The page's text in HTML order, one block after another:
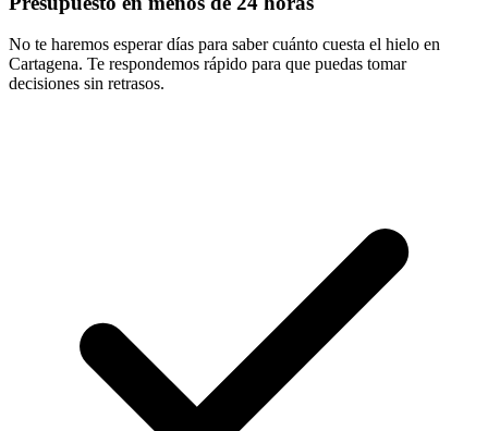
No te haremos esperar días para saber cuánto cuesta el hielo en
Cartagena. Te respondemos rápido para que puedas tomar
decisiones sin retrasos.